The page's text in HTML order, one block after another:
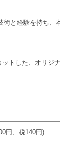
と経験を持ち
トした、オリジ
円、税140円)